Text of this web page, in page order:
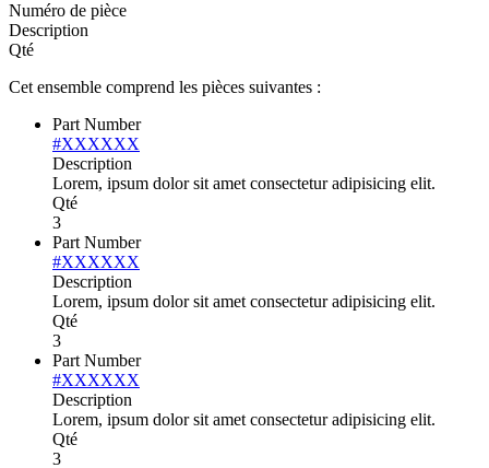
Numéro de pièce
Description
Qté
Cet ensemble comprend les pièces suivantes :
Part Number
#XXXXXX
Description
Lorem, ipsum dolor sit amet consectetur adipisicing elit.
Qté
3
Part Number
#XXXXXX
Description
Lorem, ipsum dolor sit amet consectetur adipisicing elit.
Qté
3
Part Number
#XXXXXX
Description
Lorem, ipsum dolor sit amet consectetur adipisicing elit.
Qté
3